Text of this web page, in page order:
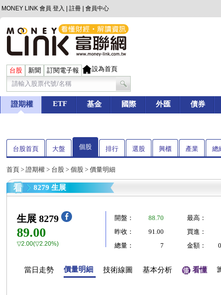
MONEY LINK 會員 登入 註冊 會員中心
台股 新聞 訂閱電子報 設為首頁
證期權 ETF 基金 國際 外匯 債券
台股首頁 大盤 個股 排行 選股 興櫃 產業 總
首頁 > 證期權 > 台股 > 個股 > 價量明細
8279 生展
生展 8279
89.00
▽2.00(▽2.20%)
開盤： 88.70
最高：
昨收：
91.00
買進：
總量：
7 金額：
當日走勢 價量明細 技術線圖 基本分析 看懂